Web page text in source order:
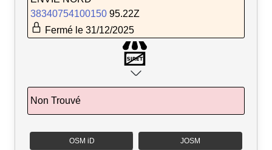
38340754100150 95.22Z
Fermé le 31/12/2025
Non Trouvé
OSM iD JOSM